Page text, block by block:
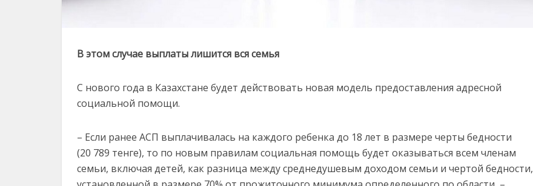
В этом случае выплаты лишится вся семья
С нового года в Казахстане будет действовать новая модель предоставления адресной
социальной помощи.
– Если ранее АСП выплачивалась на каждого ребенка до 18 лет в размере черты бедности
(20 789 тенге), то по новым правилам социальная помощь будет оказываться всем членам
семьи, включая детей, как разница между среднедушевым доходом семьи и чертой бедности,